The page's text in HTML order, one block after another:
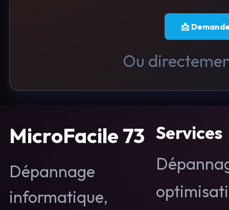
📩
Ou
MicroFacile 73
Dépannage
informatique,
Services